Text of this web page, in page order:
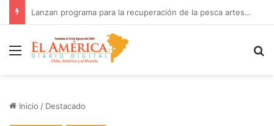
Fiscalía investiga accidente con resultado de muerte en faena minera
Menú
Inicio / Destacado